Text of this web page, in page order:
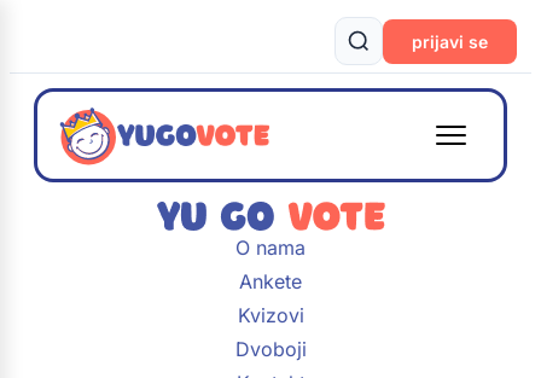
prijavi se
O nama
Ankete
Kvizovi
Dvoboji